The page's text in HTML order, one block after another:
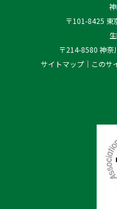
〒101-8425 東
〒214-8580 神奈
サイトマップ
このサ